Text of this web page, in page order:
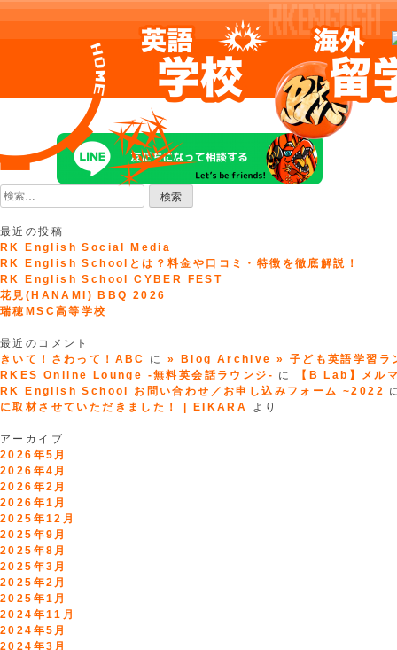
to
content
検
索:
最近の投稿
RK English Social Media
RK English Schoolとは？料金や口コミ・特徴を徹底解説！
RK English School CYBER FEST
花見(HANAMI) BBQ 2026
瑞穂MSC高等学校
最近のコメント
きいて！さわって！ABC
に» Blog Archive » 子ども英語学習ラ
RKES Online Lounge -無料英会話ラウンジ- に
【B Lab】メ
RK English School お問い合わせ／お申し込みフォーム ~2022
に取材させていただきました！ | EIKARA
より
アーカイブ
2026年5月
2026年4月
2026年2月
2026年1月
2025年12月
2025年9月
2025年8月
2025年3月
2025年2月
2025年1月
2024年11月
2024年5月
2024年3月